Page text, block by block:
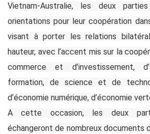
Vietnam-Australie, les deux
orientations pour leur coopération
visant à porter les relations
hauteur, avec l’accent mis sur la
commerce et d’investissement,
formation, de science et de
d’économie numérique, d’économie
A cette occasion, les deux
échangeront de nombreux documents